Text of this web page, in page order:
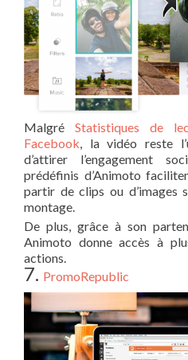
Malgré Statistiques de
Facebook, la vidéo reste
d’attirer l’engagement
prédéfinis d’Animoto
partir de clips ou d’images
montage.
De plus, grâce à son
Animoto donne accès à
actions.
7. PromoRepublic